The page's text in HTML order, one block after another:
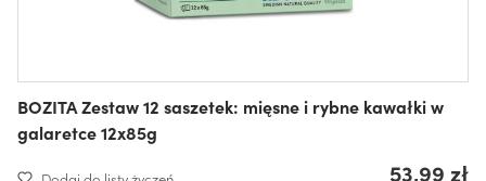
BOZITA Zestaw 12 saszetek: mięsne i rybne kawałki w
galaretce 12x85g
53,99 zł